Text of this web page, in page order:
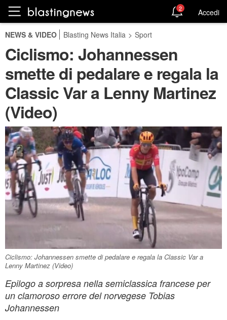
2 Accedi
NEWS & VIDEO Blasting News Italia > Sport
Ciclismo: Johannessen
smette di pedalare e regala la
Classic Var a Lenny Martinez
(Video)
Ciclismo: Johannessen smette di pedalare e regala la Classic Var a
Lenny Martinez (Video)
Epilogo a sorpresa nella semiclassica francese per
un clamoroso errore del norvegese Tobias
Johannessen